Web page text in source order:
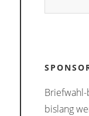
bislang